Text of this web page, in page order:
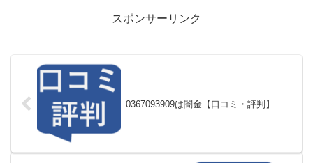
スポンサーリンク
0367093909は闇金【口コミ・評判】